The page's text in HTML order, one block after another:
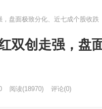
盘面极致分化、近七成个股收跌
双创走强，盘
阅读(18970) 评论(0)